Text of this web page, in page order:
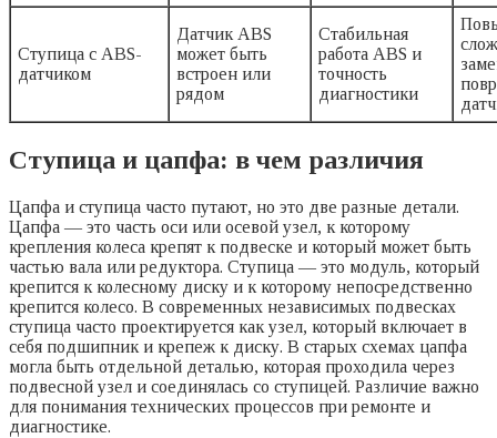
Ступица с ABS-
датчиком
Датчик ABS
может быть
встроен или
рядом
Стабильная
работа ABS и
точность
диагностики
Ступица и цапфа: в чем различия
Цапфа и ступица часто путают, но это две разные детали.
Цапфа — это часть оси или осевой узел, к которому
крепления колеса крепят к подвеске и который может быть
частью вала или редуктора. Ступица — это модуль, который
крепится к колесному диску и к которому непосредственно
крепится колесо. В современных независимых подвесках
ступица часто проектируется как узел, который включает в
себя подшипник и крепеж к диску. В старых схемах цапфа
могла быть отдельной деталью, которая проходила через
подвесной узел и соединялась со ступицей. Различие важно
для понимания технических процессов при ремонте и
диагностике.